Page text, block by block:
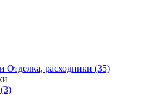
Отделка, расходники (35)